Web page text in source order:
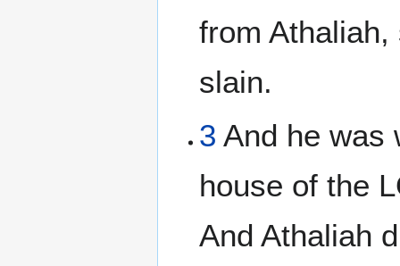
from
slain.
3 And he was
house of the
And Athaliah